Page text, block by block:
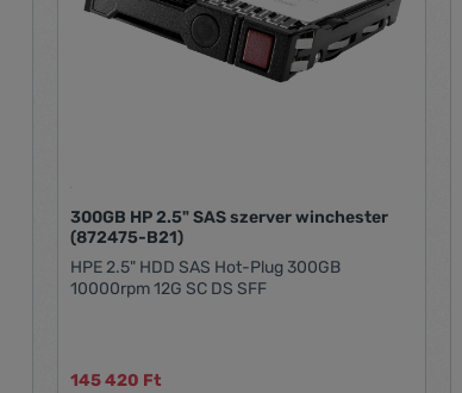
300GB HP 2.5" SAS szerver winchester
(872475-B21)
HPE 2.5" HDD SAS Hot-Plug 300GB
10000rpm 12G SC DS SFF
145 420 Ft